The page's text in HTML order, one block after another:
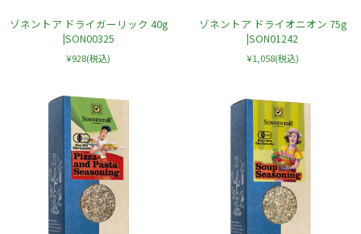
ゾネントア ドライガーリック 40g
|SON00325
¥928(税込)
ゾネントア ドライオニオン 75g
|SON01242
¥1,058(税込)